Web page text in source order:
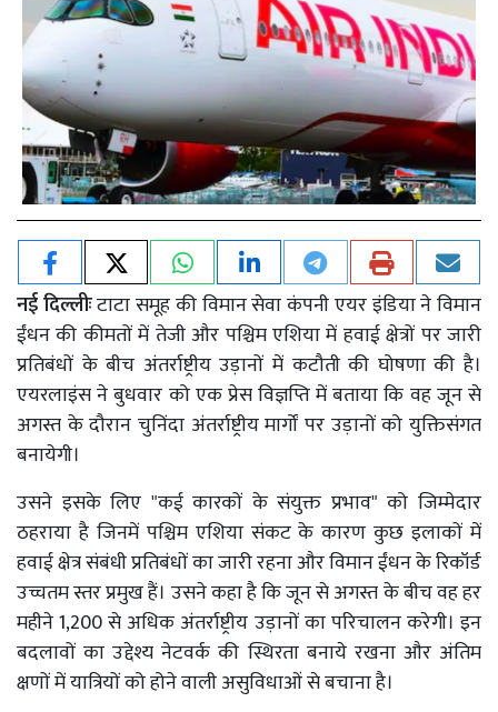
नई दिल्लीःटाटा समूह की विमान सेवा कंपनी एयर इंडिया ने विमान
ईंधन की कीमतों में तेजी और पश्चिम एशिया में हवाई क्षेत्रों पर जारी
प्रतिबंधों के बीच अंतर्राष्ट्रीय उड़ानों में कटौती की घोषणा की है।
एयरलाइंस ने बुधवार को एक प्रेस विज्ञप्ति में बताया कि वह जून से
अगस्त के दौरान चुनिंदा अंतर्राष्ट्रीय मार्गों पर उड़ानों को युक्तिसंगत
बनायेगी।
उसने इसके लिए "कई कारकों के संयुक्त प्रभाव" को जिम्मेदार
ठहराया है जिनमें पश्चिम एशिया संकट के कारण कुछ इलाकों में
हवाई क्षेत्र संबंधी प्रतिबंधों का जारी रहना और विमान ईंधन के रिकॉर्ड
उच्चतम स्तर प्रमुख हैं। उसने कहा है कि जून से अगस्त के बीच वह हर
महीने 1,200 से अधिक अंतर्राष्ट्रीय उड़ानों का परिचालन करेगी। इन
बदलावों का उद्देश्य नेटवर्क की स्थिरता बनाये रखना और अंतिम
क्षणों में यात्रियों को होने वाली असुविधाओं से बचाना है।